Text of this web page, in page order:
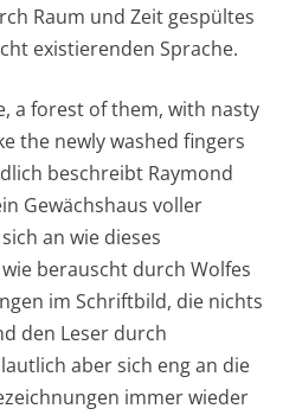
Raum und Zeit gespültes
existierenden Sprache.
a forest of them, with nasty
the newly washed fingers
beschreibt Raymond
Gewächshaus voller
an wie dieses
berauscht durch Wolfes
im Schriftbild, die nichts
den Leser durch
aber sich eng an die
immer wieder